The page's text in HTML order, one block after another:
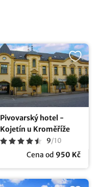
Pivovarský hotel -
Kojetín u Kroměříže
9/10
Cena od 950 Kč